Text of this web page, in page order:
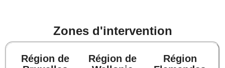
Zones d'intervention
Région de
Région de
Région